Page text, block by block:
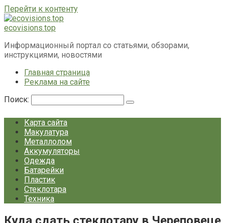
Перейти к контенту
ecovisions.top
Информационный портал со статьями, обзорами,
инструкциями, новостями
Главная страница
Реклама на сайте
Поиск:
Карта сайта
Макулатура
Металлолом
Аккумуляторы
Одежда
Батарейки
Пластик
Стеклотара
Техника